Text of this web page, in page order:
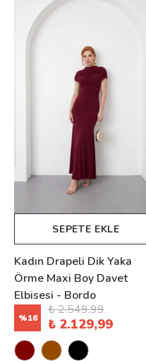
SEPETE EKLE
Kadın Drapeli Dik Yaka
Örme Maxi Boy Davet
Elbisesi - Bordo
%16
₺ 2.549,99
₺ 2.129,99